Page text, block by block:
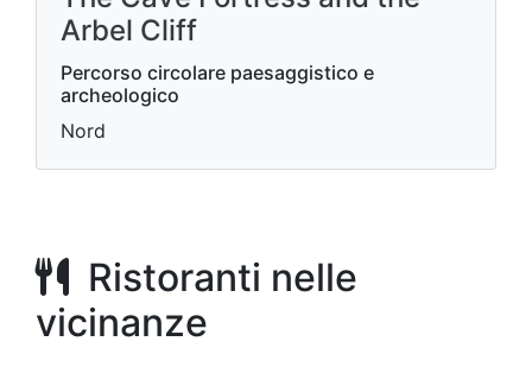
Arbel Cliff
Percorso circolare paesaggistico e
archeologico
Nord
Ristoranti nelle
vicinanze